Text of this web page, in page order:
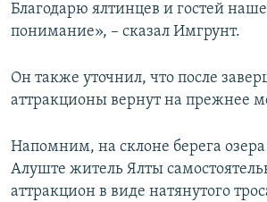
Благодарю ялтинцев и гостей
понимание», – сказал Имгрунт.
Он также уточнил, что после
аттракционы вернут на прежнее
Напомним, на склоне берега
Алуште житель Ялты
аттракцион в виде натянутого